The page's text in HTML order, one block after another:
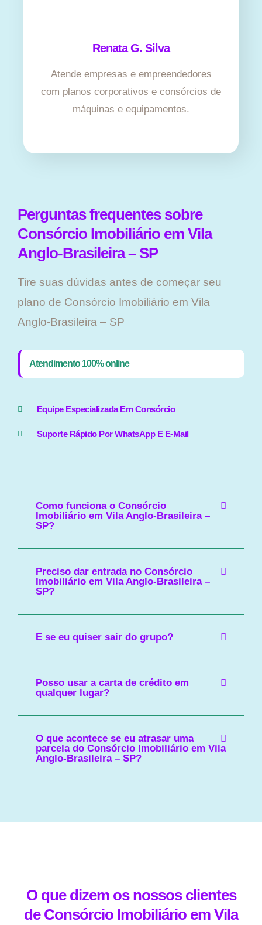
Renata G. Silva
Atende empresas e empreendedores
com planos corporativos e consórcios de
máquinas e equipamentos.
Perguntas frequentes sobre
Consórcio Imobiliário em Vila
Anglo-Brasileira – SP
Tire suas dúvidas antes de começar seu
plano ​de Consórcio Imobiliário em Vila
Anglo-Brasileira – SP
Atendimento 100% online
Equipe Especializada Em Consórcio
Suporte Rápido Por WhatsApp E E-Mail
Como funciona o Consórcio
Imobiliário em Vila Anglo-Brasileira –
SP?
Preciso dar entrada no Consórcio
Imobiliário em Vila Anglo-Brasileira –
SP?
E se eu quiser sair do grupo?
Posso usar a carta de crédito em
qualquer lugar?
O que acontece se eu atrasar uma
parcela do Consórcio Imobiliário em Vila
Anglo-Brasileira – SP?
O que dizem os nossos clientes
de Consórcio Imobiliário em Vila